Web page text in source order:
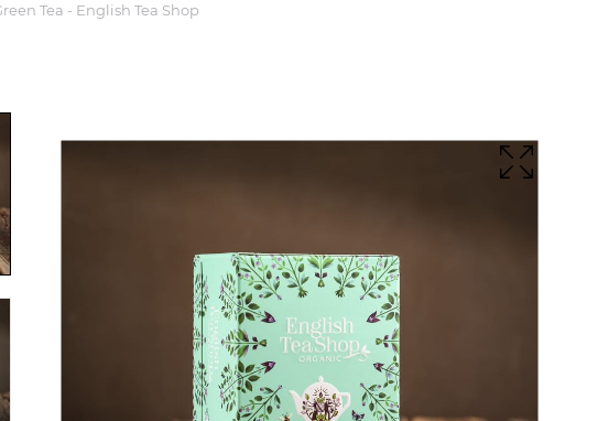
Tea - English Tea Shop